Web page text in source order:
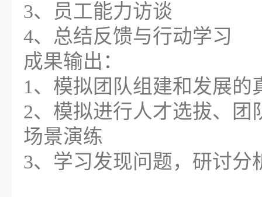
3、员工能力访谈
4、总结反馈与行动学习
成果输出：
1、模拟团队组建和发展的
2、模拟进行人才选拔、
场景演练
3、学习发现问题，研讨分